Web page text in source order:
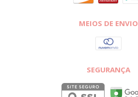
MEIOS DE ENVIO
SEGURANÇA